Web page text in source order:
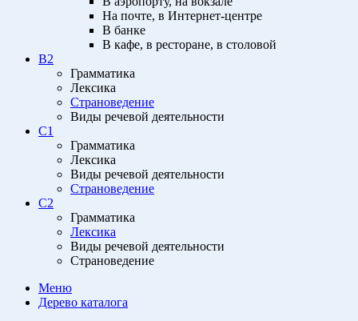
На почте, в Интернет-центре
В банке
В кафе, в ресторане, в столовой
B2
Грамматика
Лексика
Страноведение
Виды речевой деятельности
C1
Грамматика
Лексика
Виды речевой деятельности
Страноведение
C2
Грамматика
Лексика
Виды речевой деятельности
Страноведение
Меню
Дерево каталога